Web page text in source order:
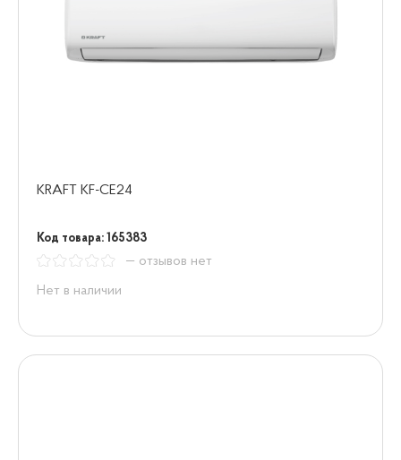
KRAFT KF-CE24
Код товара: 165383
— отзывов нет
Нет в наличии